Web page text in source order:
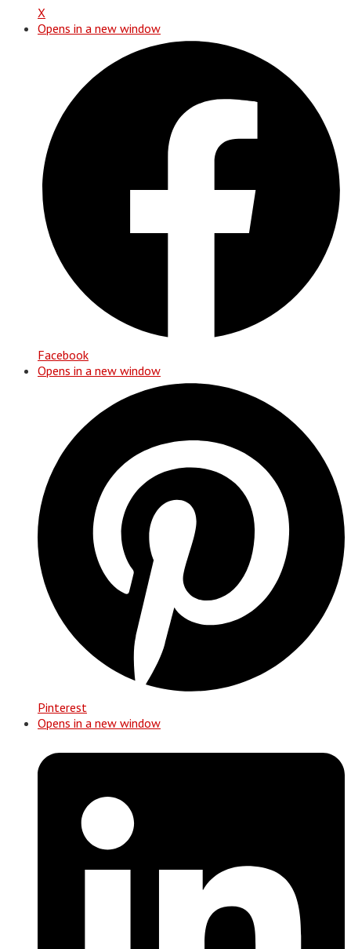
X
Opens in a new window
Facebook
Opens in a new window
Pinterest
Opens in a new window